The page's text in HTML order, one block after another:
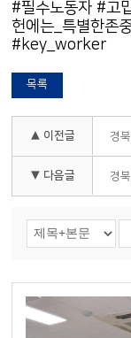
#필수노동자 #고
헌에는_특별한
#key_worker
목록
▲ 이전글
▼ 다음글